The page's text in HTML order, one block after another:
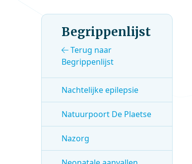
Begrippenlijst
Terug naar
Begrippenlijst
Nachtelijke epilepsie
Natuurpoort De Plaetse
Nazorg